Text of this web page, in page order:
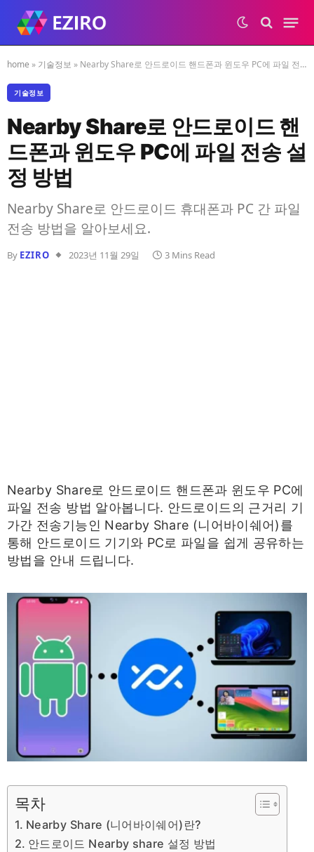
home » 기술정보 » Nearby Share로 안드로이드 핸드폰과 윈도우 PC에 파일 전송 설정 방법
기술정보
Nearby Share로 안드로이드 핸
드폰과 윈도우 PC에 파일 전송 설
정 방법
Nearby Share로 안드로이드 휴대폰과 PC 간 파일
전송 방법을 알아보세요.
By EZIRO 2023년 11월 29일 3 Mins Read
Nearby Share로 안드로이드 핸드폰과 윈도우 PC에
파일 전송 방법 알아봅니다. 안드로이드의 근거리 기
가간 전송기능인 Nearby Share (니어바이쉐어)를
통해 안드로이드 기기와 PC로 파일을 쉽게 공유하는
방법을 안내 드립니다.
목차
Nearby Share (니어바이쉐어)란?
안드로이드 Nearby share 설정 방법